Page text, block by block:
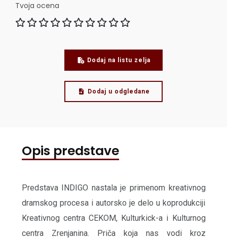
Tvoja ocena
Dodaj na listu zelja
Dodaj u odgledane
Opis predstave
Predstava INDIGO nastala je primenom kreativnog
dramskog procesa i autorsko je delo u koprodukciji
Kreativnog centra CEKOM, Kulturkick-a i Kulturnog
centra Zrenjanina. Priča koja nas vodi kroz